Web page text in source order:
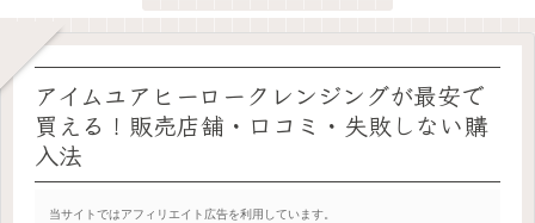
アイムユアヒーロークレンジングが最安で
買える！販売店舗・口コミ・失敗しない購
入法
当サイトではアフィリエイト広告を利用しています。